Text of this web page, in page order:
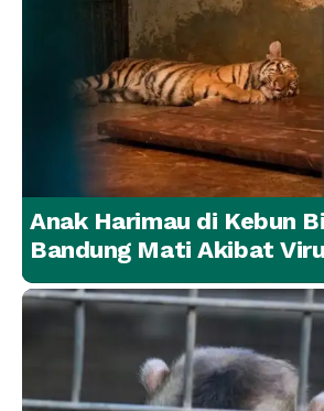
Anak Harimau di Kebun
Bandung Mati Akibat
Lainnya Berangsur